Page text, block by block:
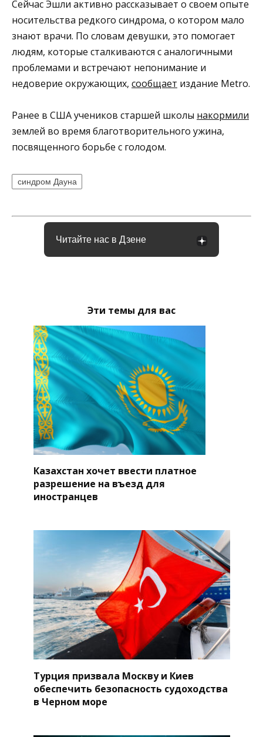
Сейчас Эшли активно рассказывает о своем опыте
носительства редкого синдрома, о котором мало
знают врачи. По словам девушки, это помогает
людям, которые сталкиваются с аналогичными
проблемами и встречают непонимание и
недоверие окружающих, сообщает издание Metro.
Ранее в США учеников старшей школы накормили
землей во время благотворительного ужина,
посвященного борьбе с голодом.
синдром Дауна
Читайте нас в Дзене
Эти темы для вас
Казахстан хочет ввести платное
разрешение на въезд для
иностранцев
Турция призвала Москву и Киев
обеспечить безопасность судоходства
в Черном море